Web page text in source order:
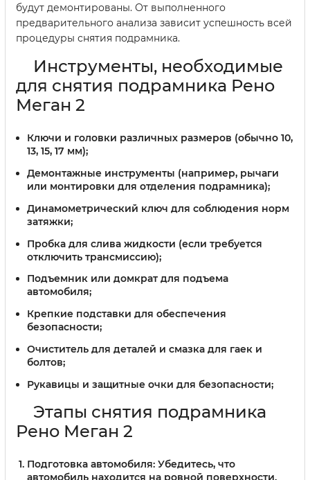
будут демонтированы. От выполненного
предварительного анализа зависит успешность всей
процедуры снятия подрамника.
Инструменты, необходимые
для снятия подрамника Рено
Меган 2
Ключи и головки различных размеров (обычно 10,
13, 15, 17 мм);
Демонтажные инструменты (например, рычаги
или монтировки для отделения подрамника);
Динамометрический ключ для соблюдения норм
затяжки;
Пробка для слива жидкости (если требуется
отключить трансмиссию);
Подъемник или домкрат для подъема
автомобиля;
Крепкие подставки для обеспечения
безопасности;
Очиститель для деталей и смазка для гаек и
болтов;
Рукавицы и защитные очки для безопасности;
Этапы снятия подрамника
Рено Меган 2
Подготовка автомобиля: Убедитесь, что
автомобиль находится на ровной поверхности.